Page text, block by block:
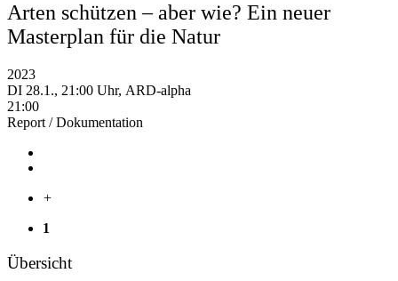
Arten schützen – aber wie? Ein neuer
Masterplan für die Natur
2023
DI 28.1., 21:00 Uhr, ARD-alpha
21:00
Report / Dokumentation
+
1
Übersicht